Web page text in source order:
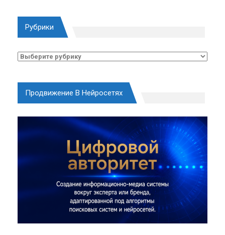
Рубрики
Рубрики
Продвижение В Нейросетях